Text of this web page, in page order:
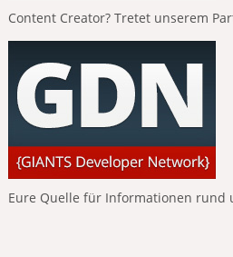
Content Creator? Tretet unserem
Eure Quelle für Informationen rund